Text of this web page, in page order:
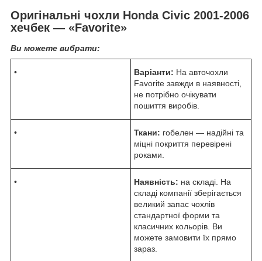
Оригінальні чохли Honda Civic 2001-2006
хечбек — «Favorite»
Ви можете вибрати:
• Варіанти: На авточохли
Favorite завжди в наявності,
не потрібно очікувати
пошиття виробів.
• Ткани: гобелен — надійні та
міцні покриття перевірені
роками.
• Наявність: на складі. На
складі компанії зберігається
великий запас чохлів
стандартної форми та
класичних кольорів. Ви
можете замовити їх прямо
зараз.